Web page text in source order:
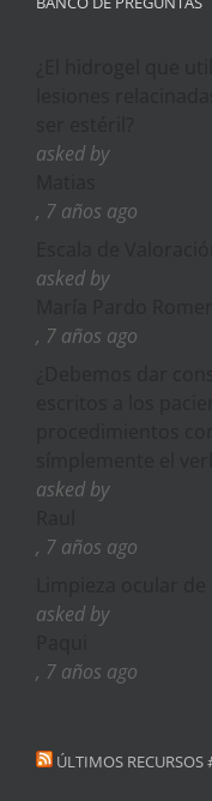
asked by
, 7 años ago
asked by
, 7 años ago
asked by
, 7 años ago
asked by
, 7 años ago
ÚLTIMOS RECURSOS